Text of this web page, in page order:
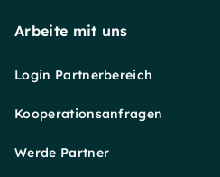
Arbeite mit uns
Login Partnerbereich
Kooperationsanfragen
Werde Partner